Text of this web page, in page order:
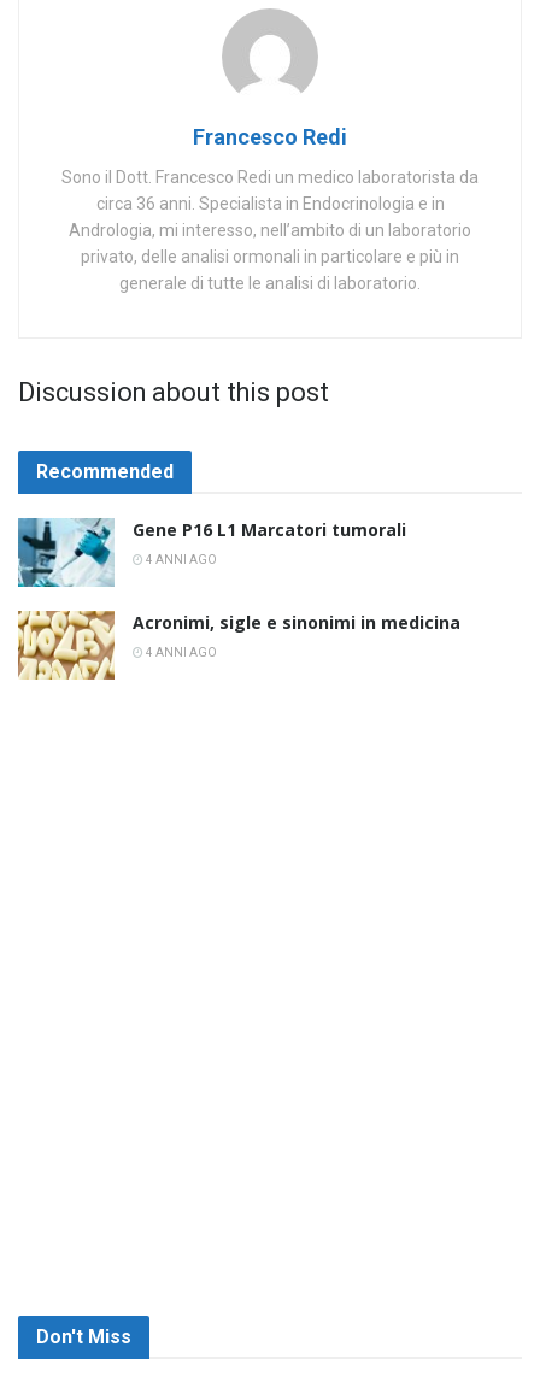
Francesco Redi
Sono il Dott. Francesco Redi un medico laboratorista da
circa 36 anni. Specialista in Endocrinologia e in
Andrologia, mi interesso, nell’ambito di un laboratorio
privato, delle analisi ormonali in particolare e più in
generale di tutte le analisi di laboratorio.
Discussion about this post
Recommended
Gene P16 L1 Marcatori tumorali
4 ANNI AGO
Acronimi, sigle e sinonimi in medicina
4 ANNI AGO
Don't Miss